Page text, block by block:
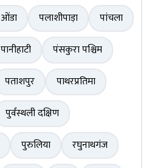
ओंडा पलाशीपाड़ा
पांचला
पानीहाटी
पंसकुरा पश्चिम
पताशपुर
पाथरप्रतिमा
पुर्वस्थली दक्षिण
पुरुलिया
रघुनाथगंज